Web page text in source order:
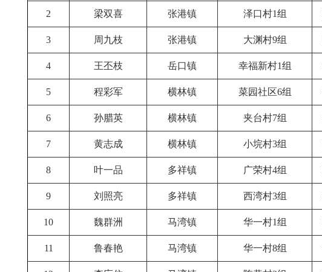
2 梁双喜 张港镇 泽口村1组
3 周九枝 张港镇 大渊村9组
4 王丕枝 岳口镇 幸福新村1组
5 程彩军 横林镇 菜园社区6组
6 孙腊英 横林镇 夹台村7组
7 黄志成 横林镇 小垸村3组
8 叶一品 多祥镇 广荣村4组
9 刘照亮 多祥镇 西湾村3组
10 魏群洲 马湾镇 华一村1组
11 鲁春艳 马湾镇 华一村8组